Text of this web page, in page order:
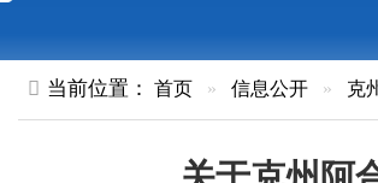
关于克州阿合奇
索 引 号